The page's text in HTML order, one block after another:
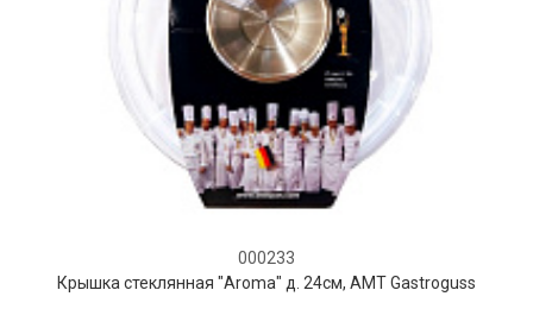
000233
Крышка стеклянная "Aroma" д. 24см, AMT Gastroguss